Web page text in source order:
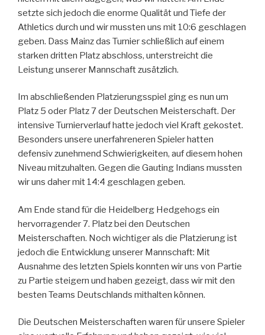
setzte sich jedoch die enorme Qualität und Tiefe der
Athletics durch und wir mussten uns mit 10:6 geschlagen
geben. Dass Mainz das Turnier schließlich auf einem
starken dritten Platz abschloss, unterstreicht die
Leistung unserer Mannschaft zusätzlich.
Im abschließenden Platzierungsspiel ging es nun um
Platz 5 oder Platz 7 der Deutschen Meisterschaft. Der
intensive Turnierverlauf hatte jedoch viel Kraft gekostet.
Besonders unsere unerfahreneren Spieler hatten
defensiv zunehmend Schwierigkeiten, auf diesem hohen
Niveau mitzuhalten. Gegen die Gauting Indians mussten
wir uns daher mit 14:4 geschlagen geben.
Am Ende stand für die Heidelberg Hedgehogs ein
hervorragender 7. Platz bei den Deutschen
Meisterschaften. Noch wichtiger als die Platzierung ist
jedoch die Entwicklung unserer Mannschaft: Mit
Ausnahme des letzten Spiels konnten wir uns von Partie
zu Partie steigern und haben gezeigt, dass wir mit den
besten Teams Deutschlands mithalten können.
Die Deutschen Meisterschaften waren für unsere Spieler